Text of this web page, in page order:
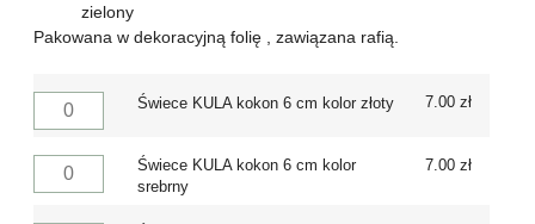
zielony
Pakowana w dekoracyjną folię , zawiązana rafią.
Świece KULA kokon 6 cm kolor złoty 7.00 zł
Świece KULA kokon 6 cm kolor
srebrny
7.00 zł